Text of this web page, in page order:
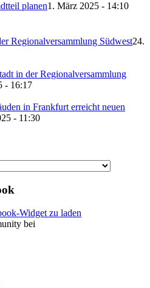
planen1. März 2025 - 14:10
Regionalversammlung Südwest24.
in der Regionalversammlung
- 16:17
in Frankfurt erreicht neuen
- 11:30
Widget zu laden
bei